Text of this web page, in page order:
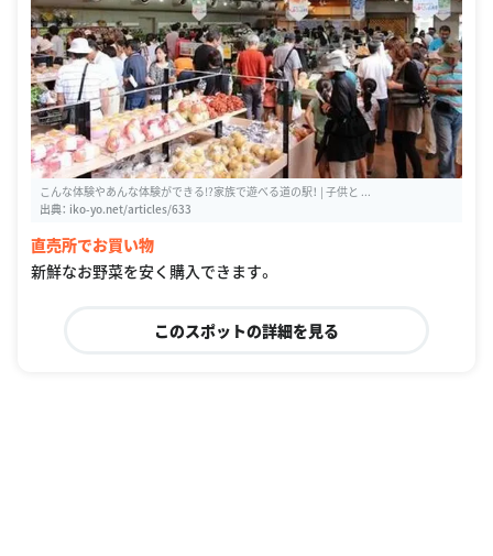
こんな体験やあんな体験ができる!?家族で遊べる道の駅！ | 子供と ...
出典： iko-yo.net/articles/633
直売所でお買い物
新鮮なお野菜を安く購入できます。
このスポットの詳細を見る